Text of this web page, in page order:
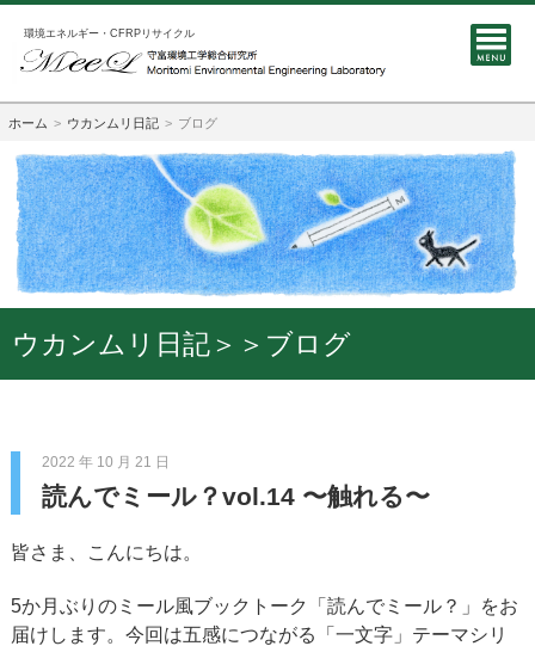
環境エネルギー・CFRPリサイクル
ホーム ウカンムリ日記 ブログ
ウカンムリ日記＞＞ブログ
2022 年 10 月 21 日
読んでミール？vol.14 〜触れる〜
皆さま、こんにちは。
5か月ぶりのミール風ブックトーク「読んでミール？」をお
届けします。今回は五感につながる「一文字」テーマシリ